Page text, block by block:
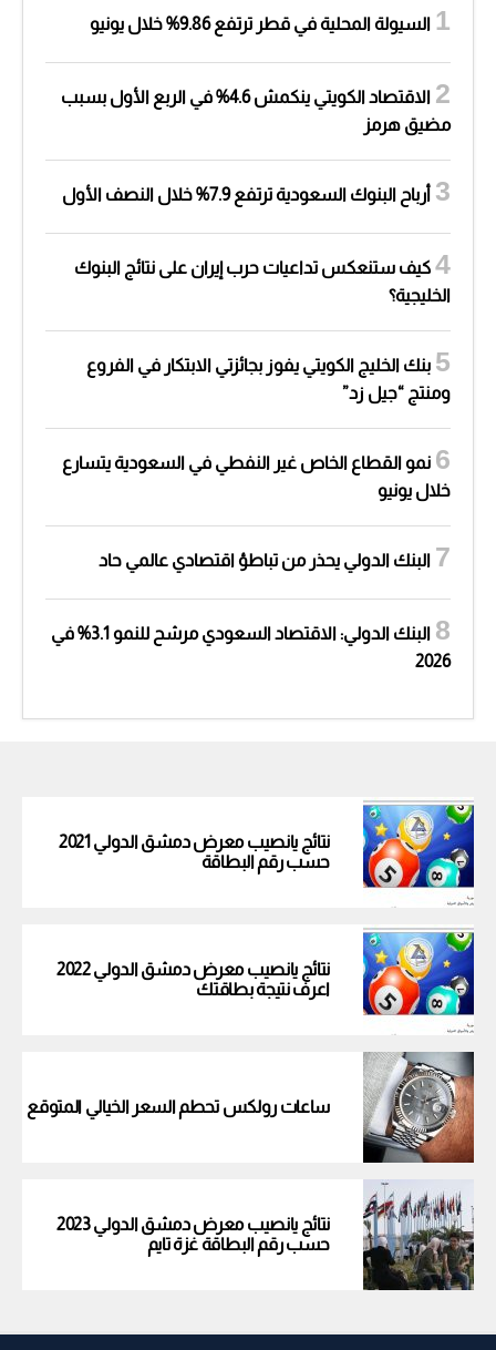
السيولة المحلية في قطر ترتفع 9.86% خلال يونيو
الاقتصاد الكويتي ينكمش 4.6% في الربع الأول بسبب
مضيق هرمز
أرباح البنوك السعودية ترتفع 7.9% خلال النصف الأول
كيف ستنعكس تداعيات حرب إيران على نتائج البنوك
الخليجية؟
بنك الخليج الكويتي يفوز بجائزتي الابتكار في الفروع
ومنتج “جيل زد”
نمو القطاع الخاص غير النفطي في السعودية يتسارع
خلال يونيو
البنك الدولي يحذر من تباطؤ اقتصادي عالمي حاد
البنك الدولي: الاقتصاد السعودي مرشح للنمو 3.1% في
2026
نتائج يانصيب معرض دمشق الدولي 2021
حسب رقم البطاقة
نتائج يانصيب معرض دمشق الدولي 2022
اعرف نتيجة بطاقتك
ساعات رولكس تحطم السعر الخيالي المتوقع
نتائج يانصيب معرض دمشق الدولي 2023
حسب رقم البطاقة غزة تايم